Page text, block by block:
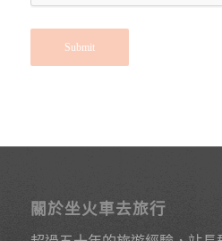
關於坐火車去旅行